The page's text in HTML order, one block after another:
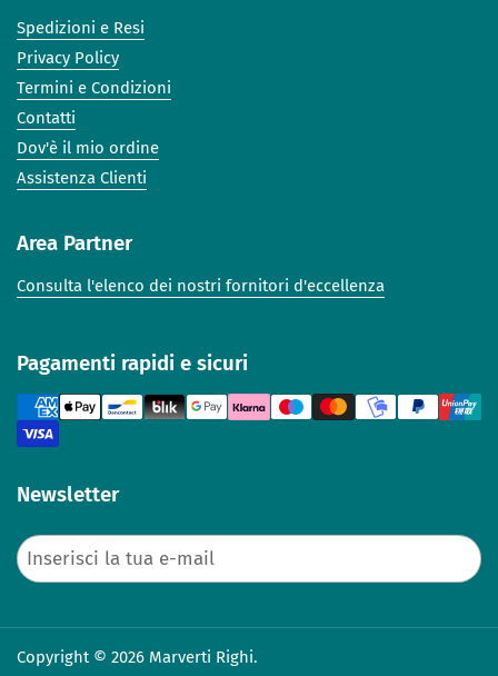
Spedizioni e Resi
Privacy Policy
Termini e Condizioni
Contatti
Dov'è il mio ordine
Assistenza Clienti
Area Partner
Consulta l'elenco dei nostri fornitori d'eccellenza
Pagamenti rapidi e sicuri
Newsletter
Copyright © 2026 Marverti Righi.